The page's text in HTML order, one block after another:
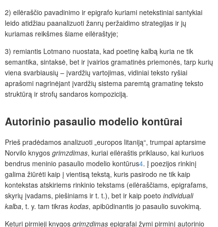
2) eilėraščio pavadinimo ir epigrafo kuriami netekstiniai santykiai
leido atidžiau paanalizuoti žanrų peržaidimo strategijas ir jų
kuriamas reikšmes šiame eilėraštyje;
3) remiantis Lotmano nuostata, kad poetinę kalbą kuria ne tik
semantika, sintaksė, bet ir įvairios gramatinės priemonės, tarp kurių
viena svarbiausių – įvardžių vartojimas, vidiniai teksto ryšiai
aprašomi nagrinėjant įvardžių sistema paremtą gramatinę teksto
struktūrą ir strofų sandaros kompoziciją.
Autorinio pasaulio modelio kontūrai
Prieš pradėdamos analizuoti „europos litaniją“, trumpai aptarsime
Norvilo knygos grimzdimas, kuriai eilėraštis priklauso, kai kuriuos
bendrus meninio pasaulio modelio kontūrus4. Į poezijos rinkinį
galima žiūrėti kaip į vientisą tekstą, kuris pasirodo ne tik kaip
kontekstas atskiriems rinkinio tekstams (eilėraščiams, epigrafams,
skyrių įvadams, piešiniams ir t. t.), bet ir kaip poeto individuali
kalba, t. y. tam tikras kodas, apibūdinantis jo pasaulio suvokimą.
Keturi pirmieji knygos grimzdimas epigrafai žymi pirminį autorinio